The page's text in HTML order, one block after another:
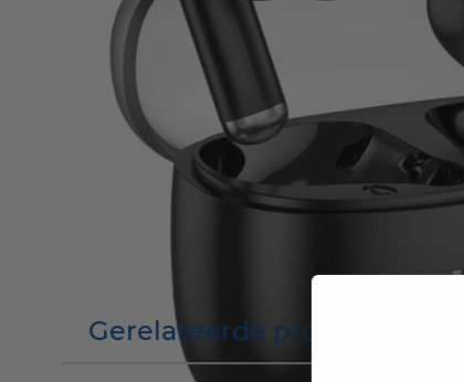
Gerelateerde producten